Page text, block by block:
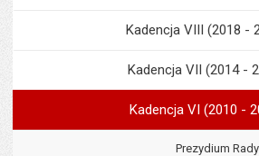
Kadencja VIII (2018 -
Kadencja VII (2014 -
Kadencja VI (2010 -
Prezydium Rady